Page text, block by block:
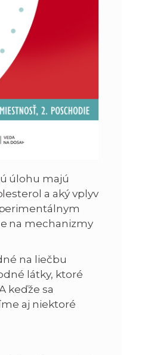
úlohu majú
a aký vplyv
na mechanizmy
na liečbu
látky, ktoré
keďže sa
aj niektoré